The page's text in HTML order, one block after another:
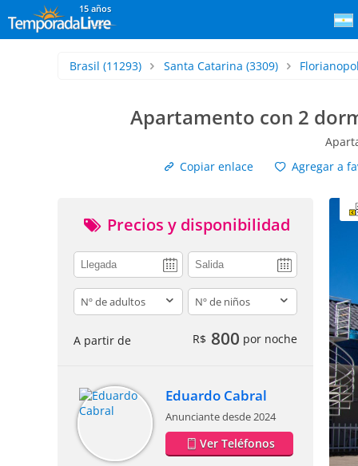
15 años
Brasil (11293) Santa Catarina (3309)
Apartamento con 2
Copiar enlace
Agregar a
Precios y disponibilidad
adults children
A partir de R$ 800 por noche
Eduardo Cabral
Anunciante desde 2024
Ver Teléfonos